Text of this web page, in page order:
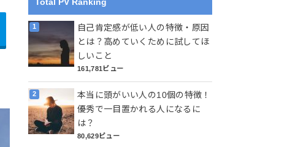
自己肯定感が低い人の特徴・原因
とは？高めていくために試してほ
しいこと
161,781ビュー
本当に頭がいい人の10個の特徴！
優秀で一目置かれる人になるに
は？
80,629ビュー